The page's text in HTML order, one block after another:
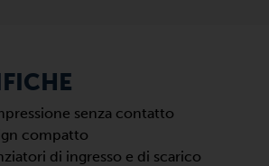
senza contatto
compatto
di ingresso e di scarico